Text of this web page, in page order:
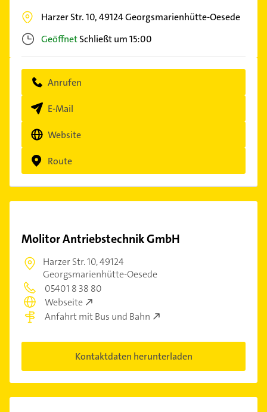
Harzer Str. 10,49124Georgsmarienhütte-Oesede
GeöffnetSchließt um 15:00
Anrufen
E-Mail
Website
Route
Molitor Antriebstechnik GmbH
Harzer Str. 10,49124
Georgsmarienhütte-Oesede
05401 8 38 80
Webseite
Anfahrt mit Bus und Bahn
Kontaktdaten herunterladen